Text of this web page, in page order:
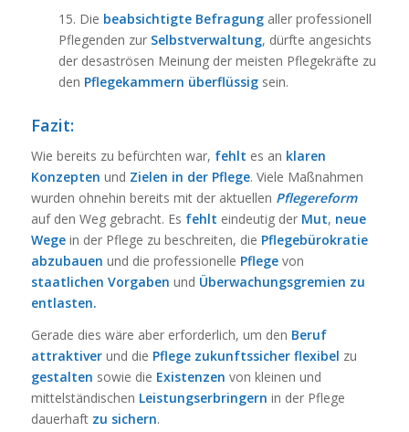
15. Die beabsichtigte Befragungaller professionell
Pflegenden zur Selbstverwaltung, dürfte angesichts
der desaströsen Meinung der meisten Pflegekräfte zu
den Pflegekammern überflüssigsein.
Fazit:
Wie bereits zu befürchten war, fehlt es an klaren
Konzepten und Zielen in der Pflege. Viele Maßnahmen
wurden ohnehin bereits mit der aktuellen Pflegereform
auf den Weg gebracht. Es fehlt eindeutig der Mut, neue
Wegein der Pflege zu beschreiten, die Pflegebürokratie
abzubauen und die professionelle Pflegevon
staatlichen Vorgaben und Überwachungsgremien zu
entlasten.
Gerade dies wäre aber erforderlich, um den Beruf
attraktiverund die Pflege zukunftssicher flexibel zu
gestalten sowie die Existenzen von kleinen und
mittelständischen Leistungserbringern in der Pflege
dauerhaft zu sichern.